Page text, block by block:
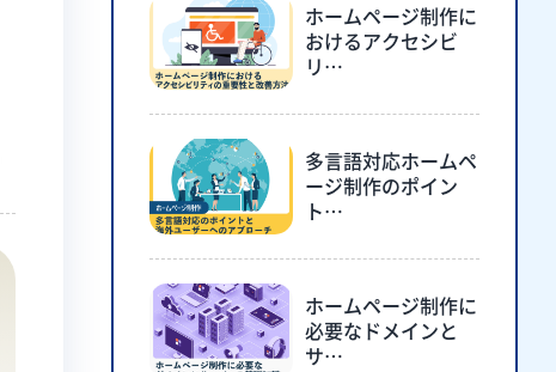
ホームページ制作に
おけるアクセシビ
リ…
多言語対応ホームペ
ージ制作のポイン
ト…
ホームページ制作に
必要なドメインと
サ…